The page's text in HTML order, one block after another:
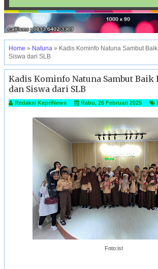
Home » Natuna » Kadis Kominfo Natuna Sambut
Siswa dari SLB
Kadis Kominfo Natuna Sambut Baik
dan Siswa dari SLB
Redaksi KepriNews Rabu, 26 Februari 2025
Foto:ist